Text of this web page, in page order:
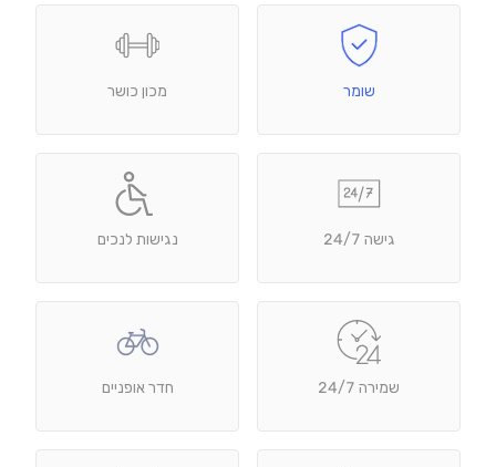
שומר מכון כושר
גישה 24/7 נגישות לנכים
שמירה 24/7 חדר אופניים